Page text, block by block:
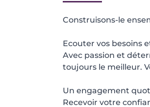
Construisons-le
Ecouter vos besoins
Avec passion et
toujours le meilleur.
Un engagement
Recevoir votre